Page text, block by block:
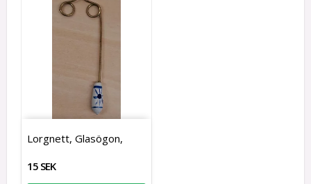
Lorgnett, Glasögon,
15 SEK